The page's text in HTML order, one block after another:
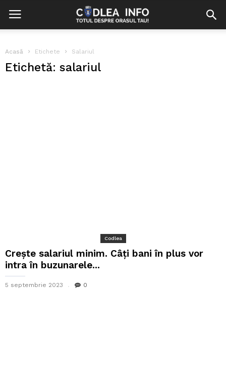
Acasă Etichete Salariul
Etichetă: salariul
Codlea
Crește salariul minim. Câți bani în plus vor
intra în buzunarele...
5 septembrie 2023 0